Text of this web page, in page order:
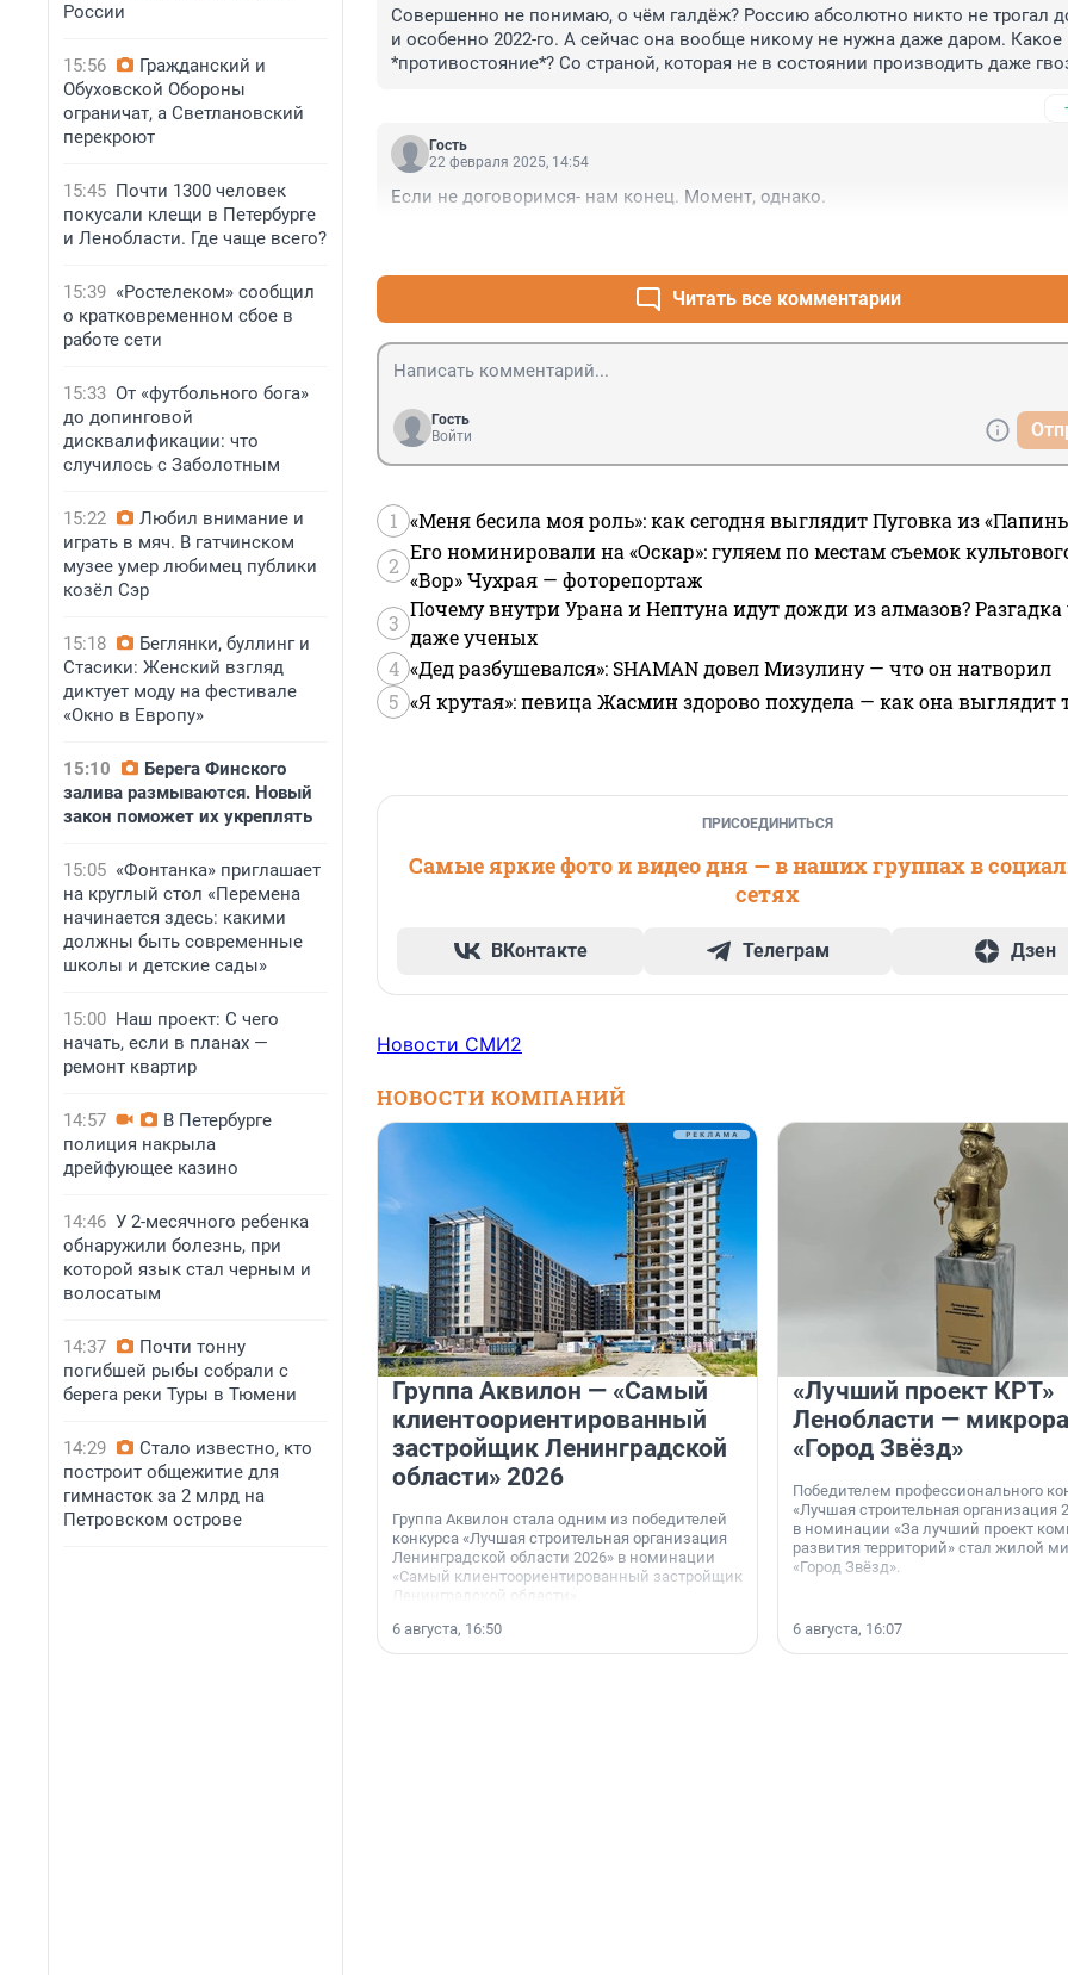
России
15:56
Гражданский и
Обуховской Обороны
ограничат, а Светлановский
перекроют
15:45 Почти 1300 человек
покусали клещи в Петербурге
и Ленобласти. Где чаще всего?
15:39 «Ростелеком» сообщил
о кратковременном сбое в
работе сети
15:33 От «футбольного бога»
до допинговой
дисквалификации: что
случилось с Заболотным
15:22
Любил внимание и
играть в мяч. В гатчинском
музее умер любимец публики
козёл Сэр
15:18
Беглянки, буллинг и
Стасики: Женский взгляд
диктует моду на фестивале
«Окно в Европу»
15:10
Берега Финского
залива размываются. Новый
закон поможет их укреплять
15:05 «Фонтанка» приглашает
на круглый стол «Перемена
начинается здесь: какими
должны быть современные
школы и детские сады»
15:00 Наш проект: С чего
начать, если в планах —
ремонт квартир
14:57
В Петербурге
полиция накрыла
дрейфующее казино
14:46 У 2-месячного ребенка
обнаружили болезнь, при
которой язык стал черным и
волосатым
14:37
Почти тонну
погибшей рыбы собрали с
берега реки Туры в Тюмени
14:29
Стало известно, кто
построит общежитие для
гимнасток за 2 млрд на
Петровском острове
Совершенно не понимаю, о чём галдёж? Россию абсолютно никто не трогал
и особенно 2022-го. А сейчас она вообще никому не нужна даже даром. Какое
*противостояние*? Со страной, которая не в состоянии производить даже
Гость
22 февраля 2025, 14:54
Если не договоримся- нам конец. Момент, однако.
Читать все комментарии
Гость
Войти
1 «Меня бесила моя роль»: как сегодня выглядит Пуговка из
2
Его номинировали на «Оскар»: гуляем по местам съемок
«Вор» Чухрая — фоторепортаж
3
Почему внутри Урана и Нептуна идут дожди из алмазов?
даже ученых
4 «Дед разбушевался»: SHAMAN довел Мизулину — что он натворил
5 «Я крутая»: певица Жасмин здорово похудела — как она выглядит
ПРИСОЕДИНИТЬСЯ
Самые яркие фото и видео дня — в наших группах в
сетях
ВКонтакте Телеграм Дзен
Новости СМИ2
НОВОСТИ КОМПАНИЙ
Группа Аквилон — «Самый
клиентоориентированный
застройщик Ленинградской
области» 2026
Группа Аквилон стала одним из победителей
конкурса «Лучшая строительная организация
Ленинградской области 2026» в номинации
«Самый клиентоориентированный застройщик
Ленинградской области».
6 августа, 16:50
«Лучший проект КРТ»
Ленобласти —
«Город Звёзд»
Победителем профессионального
«Лучшая строительная организация
в номинации «За лучший проект
развития территорий» стал жилой
«Город Звёзд».
6 августа, 16:07